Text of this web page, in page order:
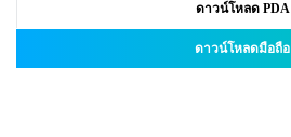
ดาวน์โหลด PDA
ดาวน์โหลดมือถือ